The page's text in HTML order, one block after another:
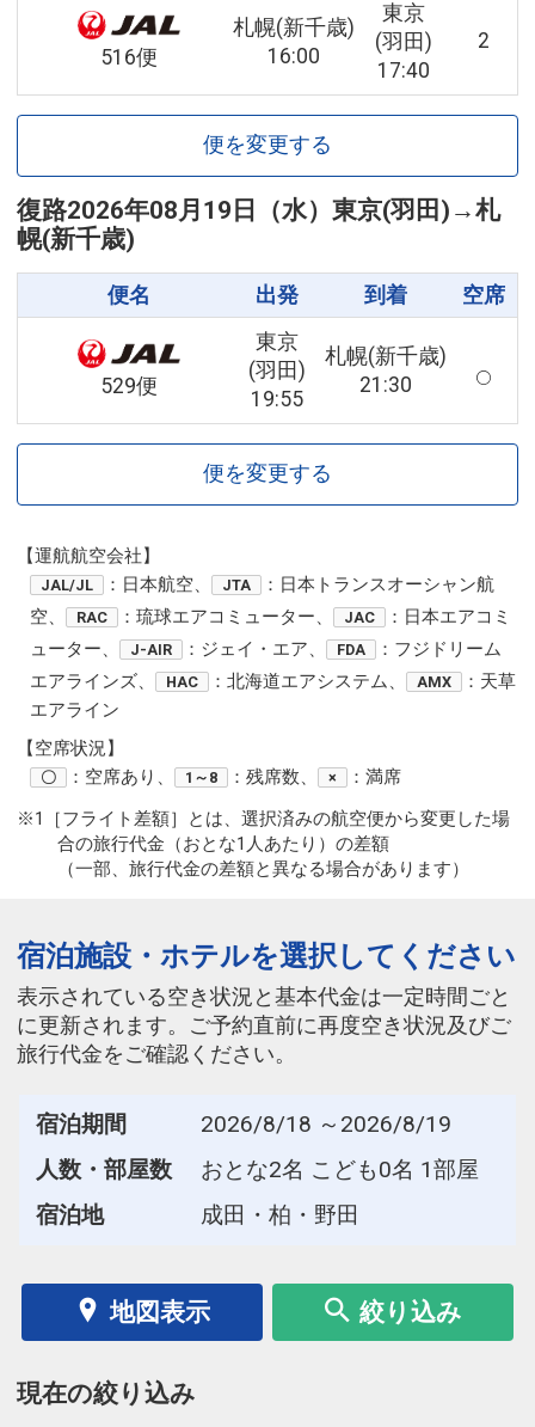
516便
札幌(新千歳)
16:00
東京
(羽田)
17:40
2
便を変更する
復路2026年08月19日（水） 東京(羽田) →札
幌(新千歳)
便名 出発 到着 空席
529便
東京
(羽田)
19:55
札幌(新千歳)
21:30
便を変更する
【運航航空会社】
JAL/JL ：日本航空、 JTA
：日本トランスオーシャン航
空、
RAC ：琉球エアコミューター、 JAC
：日本エアコミ
ューター、
J-AIR ：ジェイ・エア、 FDA
：フジドリーム
エアラインズ、
HAC ：北海道エアシステム、 AMX
：天草
エアライン
【空席状況】
〇 ：空席あり、 1～8 ：残席数、 ×
：満席
※1［フライト差額］とは、選択済みの航空便から変更した場
合の旅行代金（おとな1人あたり）の差額
（一部、旅行代金の差額と異なる場合があります）
宿泊施設・ホテルを選択してください
表示されている空き状況と基本代金は一定時間ごと
に更新されます。ご予約直前に再度空き状況及びご
旅行代金をご確認ください。
宿泊期間
2026/8/18 ～2026/8/19
人数・部屋数
おとな2名 こども0名 1部屋
宿泊地
成田・柏・野田
地図表示 絞り込み
現在の絞り込み